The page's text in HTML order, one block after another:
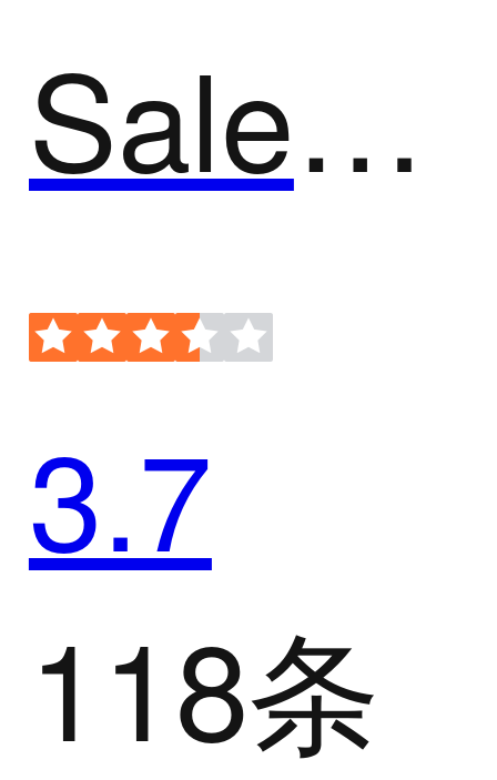
SalesForce
3.7
118条